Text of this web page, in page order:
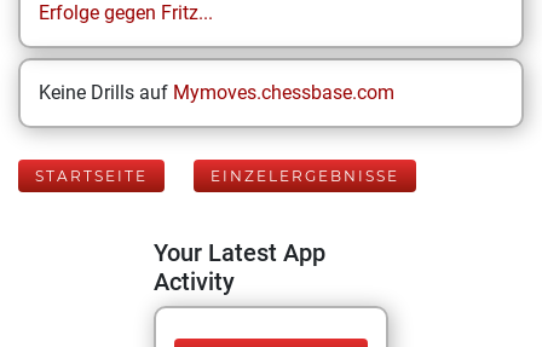
Erfolge gegen Fritz...
Keine Drills auf Mymoves.chessbase.com
STARTSEITE EINZELERGEBNISSE
Your Latest App
Activity